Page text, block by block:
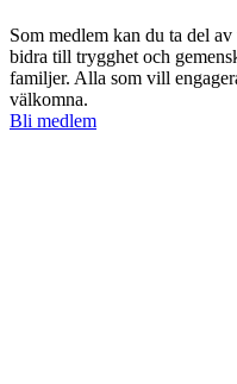
Som medlem kan du ta del
bidra till trygghet och
familjer. Alla som vill
välkomna.
Bli medlem